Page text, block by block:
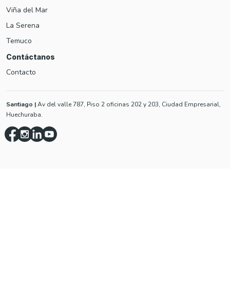
Viña del Mar
La Serena
Temuco
Contáctanos
Contacto
Santiago |Av del valle 787, Piso 2 oficinas 202 y 203, Ciudad Empresarial,
Huechuraba.